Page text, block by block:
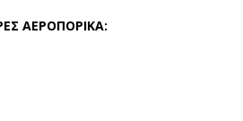
ΑΕΡΟΠΟΡΙΚΑ: